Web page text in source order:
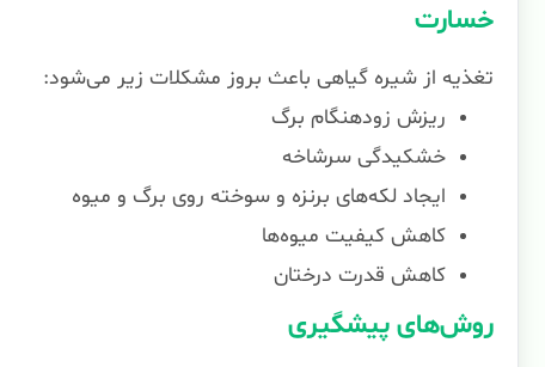
خسارت
تغذیه از شیره گیاهی باعث بروز مشکلات زیر می‌شود:
ریزش زودهنگام برگ
خشکیدگی سرشاخه
ایجاد لکه‌های برنزه و سوخته روی برگ و میوه
کاهش کیفیت میوه‌ها
کاهش قدرت درختان
روش‌های پیشگیری